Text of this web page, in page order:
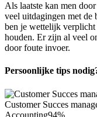
Als laatste kan men
veel uitdagingen met de
ben je wettelijk
houden. Er zijn al veel
door foute invoer.
Persoonlijke tips
Customer Succes
Accounting94%